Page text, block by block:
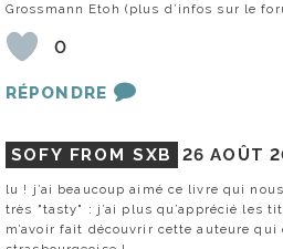
Grossmann Etoh (plus d’infos sur le
0
RÉPONDRE
SOFY FROM SXB 26 AOÛT
lu ! j’ai beaucoup aimé ce livre qui
très "tasty" : j’ai plus qu’apprécié les
m’avoir fait découvrir cette auteure qui